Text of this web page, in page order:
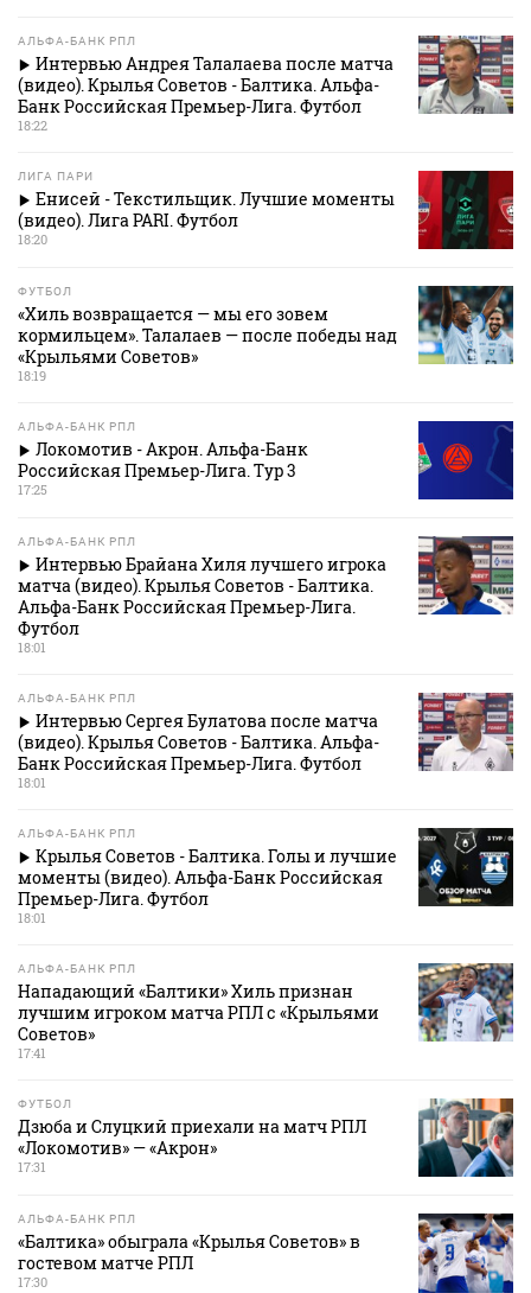
АЛЬФА-БАНК РПЛ
Интервью Андрея Талалаева после матча
(видео). Крылья Советов - Балтика. Альфа-
Банк Российская Премьер-Лига. Футбол
18:22
ЛИГА ПАРИ
Енисей - Текстильщик. Лучшие моменты
(видео). Лига PARI. Футбол
18:20
ФУТБОЛ
«Хиль возвращается — мы его зовем
кормильцем». Талалаев — после победы над
«Крыльями Советов»
18:19
АЛЬФА-БАНК РПЛ
Локомотив - Акрон. Альфа-Банк
Российская Премьер-Лига. Тур 3
17:25
АЛЬФА-БАНК РПЛ
Интервью Брайана Хиля лучшего игрока
матча (видео). Крылья Советов - Балтика.
Альфа-Банк Российская Премьер-Лига.
Футбол
18:01
АЛЬФА-БАНК РПЛ
Интервью Сергея Булатова после матча
(видео). Крылья Советов - Балтика. Альфа-
Банк Российская Премьер-Лига. Футбол
18:01
АЛЬФА-БАНК РПЛ
Крылья Советов - Балтика. Голы и лучшие
моменты (видео). Альфа-Банк Российская
Премьер-Лига. Футбол
18:01
АЛЬФА-БАНК РПЛ
Нападающий «Балтики» Хиль признан
лучшим игроком матча РПЛ с «Крыльями
Советов»
17:41
ФУТБОЛ
Дзюба и Слуцкий приехали на матч РПЛ
«Локомотив» — «Акрон»
17:31
АЛЬФА-БАНК РПЛ
«Балтика» обыграла «Крылья Советов» в
гостевом матче РПЛ
17:30